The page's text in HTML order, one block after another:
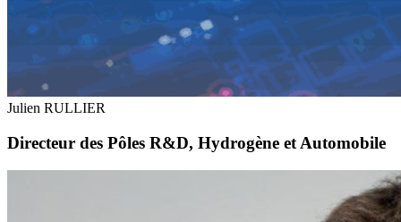
Julien RULLIER
Directeur des Pôles R&D, Hydrogène et Automobile